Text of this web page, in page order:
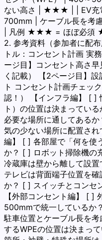
ない高さ | ★★★ | | EV充
700mm | ケーブル長を
| 凡例 ★★★ = ほぼ必須
2. 参考資料（参加者に配
トル：コンセント計画 実
ージ目】コンセント高さ
く記載） 【2ページ目】
ト コンセント計画チェッ
認！） 【インフラ編】 [ ]
ト）の位置は決まってい
必要な場所に通してある
気の少ない場所に配置さ
編】 [ ] 各部屋で「何を使
か？ [ ] ロボット掃除機の
冷蔵庫は壁から離して設
テレビは背面端子位置を
か？ [ ] スイッチとコンセ
【外部コンセント編】 [ ]
500mmで統一しているか
駐車位置とケーブル長を
するWPEの位置は決まっ